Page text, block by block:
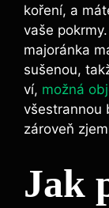
koření, a
vaše
majoránka
sušenou,
ví, možná
všestrannou
zároveň
Jak